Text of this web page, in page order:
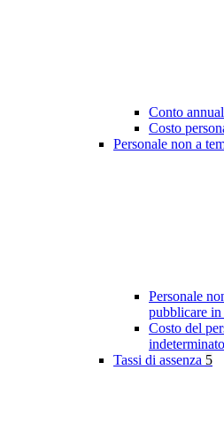
Conto
Costo
Personale non a
Personale
pubblicare in
Costo del
Tassi di assenza 5